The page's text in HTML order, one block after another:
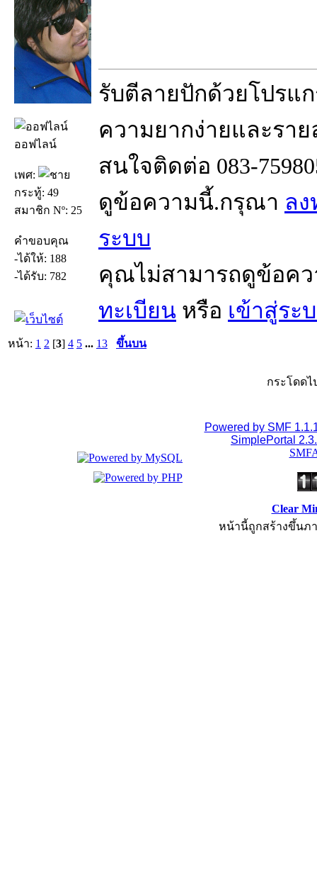
ออฟไลน์
เพศ:
กระทู้: 49
สมาชิก Nº: 25
คำขอบคุณ
-ได้ให้: 188
-ได้รับ: 782
รับตีลายปักด้วยโปรแ
ความยากง่ายและรา
สนใจติดต่อ 083-
ดูข้อความนี้.กรุณา ลง
ระบบ
คุณไม่สามารถดูข้อค
ทะเบียน หรือ เข้าสู่ระ
หน้า: 1 2 [3] 4 5 ... 13 ขึ้นบน
กระโดดไ
Powered by SMF
SimplePortal
Clear
หน้านี้ถูกสร้างขึ้นภา